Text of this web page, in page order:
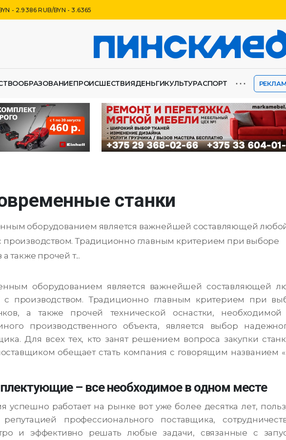
- 2.9386 RUB/BYN - 3.6365
ОБРАЗОВАНИЕПРОИСШЕСТВИЯДЕНЬГИКУЛЬТУРАСПОРТ ⋯
станки
оборудованием является важнейшей составляющей
производством. Традиционно главным критерием при выборе
также прочей т...
оборудованием является важнейшей составляющей
с производством. Традиционно главным критерием при
а также прочей технической оснастки, необходимой
производственного объекта, является выбор
Для всех тех, кто занят решением вопроса закупки
обещает стать компания с говорящим названием
– все необходимое в одном месте
успешно работает на рынке вот уже более десятка лет,
профессионального поставщика,
и эффективно решать любые задачи, связанные с